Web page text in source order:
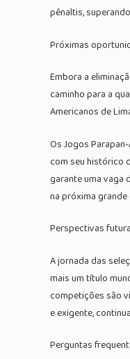
pênaltis,
Próximas
Embora a
caminho para a
Americanos de
Os Jogos
com seu histórico
garante uma vaga
na próxima
Perspectivas
A jornada das
mais um título
competições são
e exigente,
Perguntas